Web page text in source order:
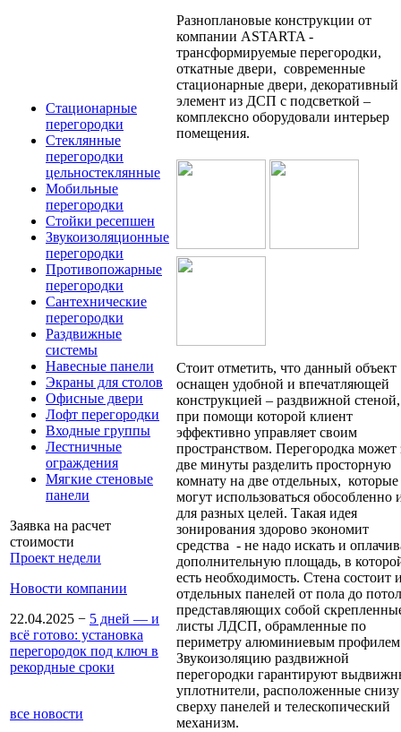
Стационарные
перегородки
Стеклянные
перегородки
цельностеклянные
Мобильные
перегородки
Стойки ресепшен
Звукоизоляционные
перегородки
Противопожарные
перегородки
Сантехнические
перегородки
Раздвижные
системы
Навесные панели
Экраны для столов
Офисные двери
Лофт перегородки
Входные группы
Лестничные
ограждения
Мягкие стеновые
панели
Заявка на расчет
стоимости
Проект недели
Новости компании
22.04.2025 − 5 дней — и
всё готово: установка
перегородок под ключ в
рекордные сроки
все новости
Разноплановые конструкции от
компании ASTARTA -
трансформируемые перегородки,
откатные двери, современные
стационарные двери, декоративный
элемент из ДСП с подсветкой –
комплексно оборудовали интерьер
помещения.
Стоит отметить, что данный объект
оснащен удобной и впечатляющей
конструкцией – раздвижной стеной,
при помощи которой клиент
эффективно управляет своим
пространством. Перегородка может
две минуты разделить просторную
комнату на две отдельных, которые
могут использоваться обособленно
для разных целей. Такая идея
зонирования здорово экономит
средства - не надо искать и
дополнительную площадь, в
есть необходимость. Стена состоит
отдельных панелей от пола до
представляющих собой
листы ЛДСП, обрамленные по
периметру алюминиевым
Звукоизоляцию раздвижной
перегородки гарантируют
уплотнители, расположенные
сверху панелей и телескопический
механизм.